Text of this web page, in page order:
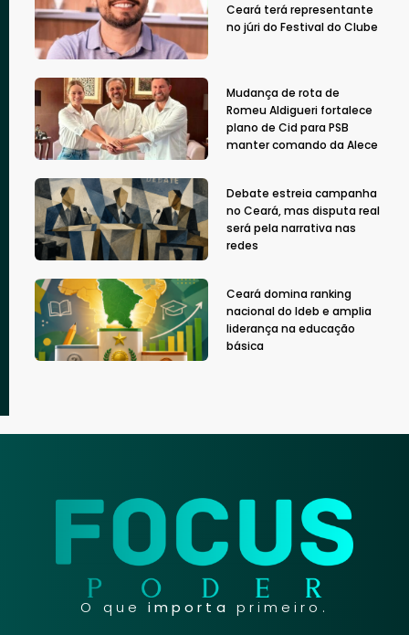
Ceará terá representante
no júri do Festival do Clube
Mudança de rota de
Romeu Aldigueri fortalece
plano de Cid para PSB
manter comando da Alece
Debate estreia campanha
no Ceará, mas disputa real
será pela narrativa nas
redes
Ceará domina ranking
nacional do Ideb e amplia
liderança na educação
básica
O que importa primeiro.